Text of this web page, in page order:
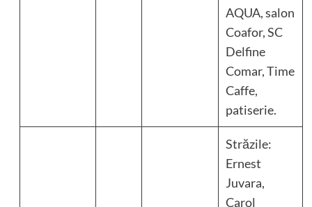
AQUA, salon
Coafor, SC
Delfine
Comar, Time
Caffe,
patiserie.
Străzile:
Ernest
Juvara,
Carol